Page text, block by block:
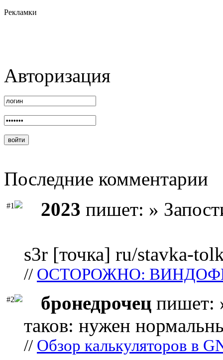
Рекламки
Авторизация
Последние комментарии
#1 2023 пишет: »
s3r [точка] ru/stavka-
// ОСТОРОЖНО:
#2 бронедрочец пишет:
таков: нужен
// Обзор калькуляторов в